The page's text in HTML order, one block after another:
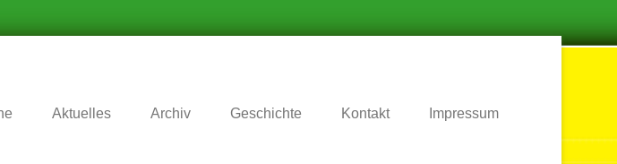
Aktuelles Archiv Geschichte Kontakt Impressum